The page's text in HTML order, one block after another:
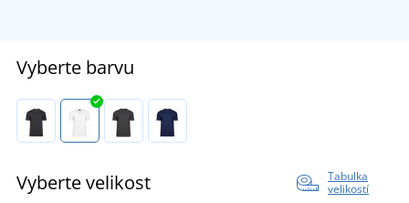
Vyberte barvu
Vyberte velikost
Tabulka
velikostí